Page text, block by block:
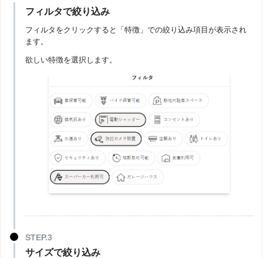
フィルタで絞り込み
フィルタをクリックすると「特徴」での絞り込み項目が表示され
ます。
欲しい特徴を選択します。
サイズで絞り込み